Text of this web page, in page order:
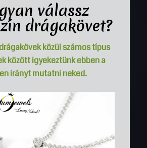
válassz
drágakövet?
közül számos típus
között igyekeztünk ebben a
irányt mutatni neked.